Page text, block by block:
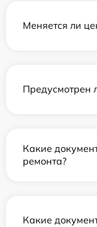
Меняется ли
Предусмотрен
Какие
ремонта?
Какие